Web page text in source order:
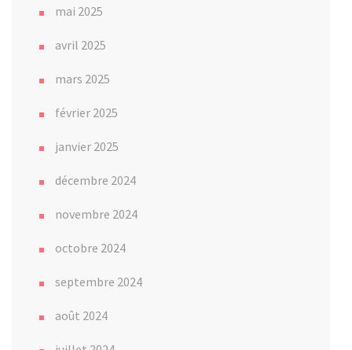
mai 2025
avril 2025
mars 2025
février 2025
janvier 2025
décembre 2024
novembre 2024
octobre 2024
septembre 2024
août 2024